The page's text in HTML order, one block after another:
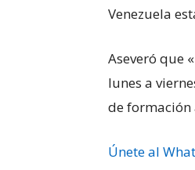
Venezuela
Aseveró que
lunes a
de formación
Únete al